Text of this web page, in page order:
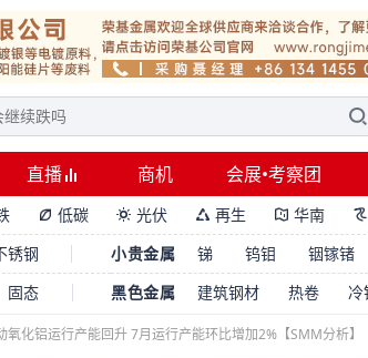
直播 商机 会展•考察团
 低碳  光伏  再生  华南 
锈钢 小贵金属 锑 钨钼 铟镓锗
固态 黑色金属 建筑钢材 热卷 冷
化铝运行产能回升 7月运行产能环比增加2%【SMM分析】